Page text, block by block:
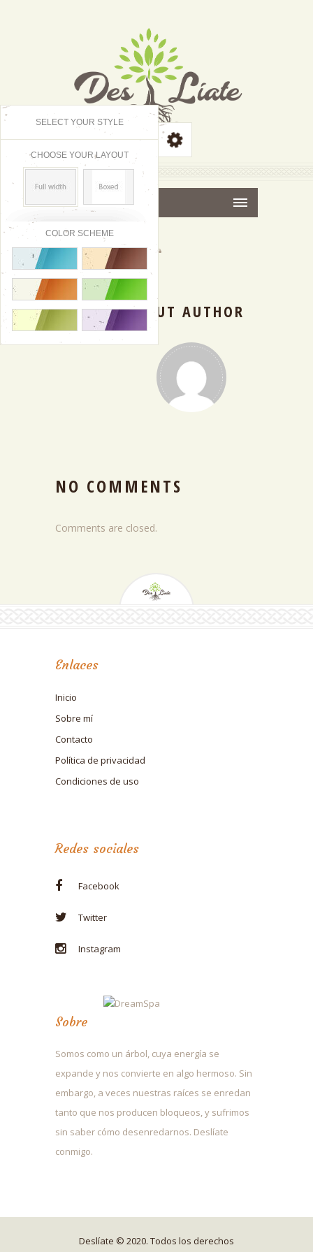
SELECT YOUR STYLE
CHOOSE YOUR LAYOUT
COLOR SCHEME
MENU
FEB
2016
|
ABOUT AUTHOR
NO COMMENTS
Comments are closed.
Enlaces
Inicio
Sobre mí
Contacto
Política de privacidad
Condiciones de uso
Redes sociales
Facebook
Twitter
Instagram
Sobre
Somos como un árbol, cuya energía se
expande y nos convierte en algo hermoso. Sin
embargo, a veces nuestras raíces se enredan
tanto que nos producen bloqueos, y sufrimos
sin saber cómo desenredarnos. Deslíate
conmigo.
Deslíate © 2020. Todos los derechos